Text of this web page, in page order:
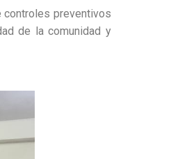
controles preventivos
de la comunidad y